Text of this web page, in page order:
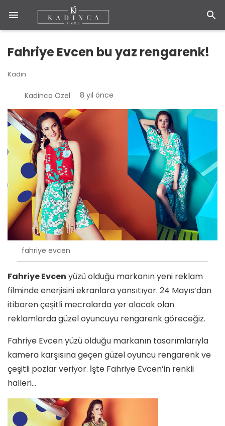
Fahriye Evcen bu yaz rengarenk!
Kadın
Kadinca Özel 8 yıl önce
fahriye evcen
Fahriye Evcen yüzü olduğu markanın yeni reklam
filminde enerjisini ekranlara yansıtıyor. 24 Mayıs’dan
itibaren çeşitli mecralarda yer alacak olan
reklamlarda güzel oyuncuyu rengarenk göreceğiz.
Fahriye Evcen yüzü olduğu markanın tasarımlarıyla
kamera karşısına geçen güzel oyuncu rengarenk ve
çeşitli pozlar veriyor. İşte Fahriye Evcen’in renkli
halleri…